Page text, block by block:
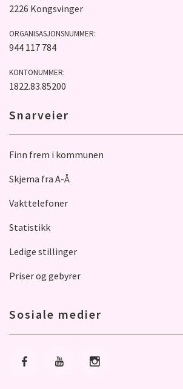
2226 Kongsvinger
ORGANISASJONSNUMMER:
944 117 784
KONTONUMMER:
1822.83.85200
Snarveier
Finn frem i kommunen
Skjema fra A-Å
Vakttelefoner
Statistikk
Ledige stillinger
Priser og gebyrer
Sosiale medier
Gå til Facebook
Gå til YoutubeGå til Instagram